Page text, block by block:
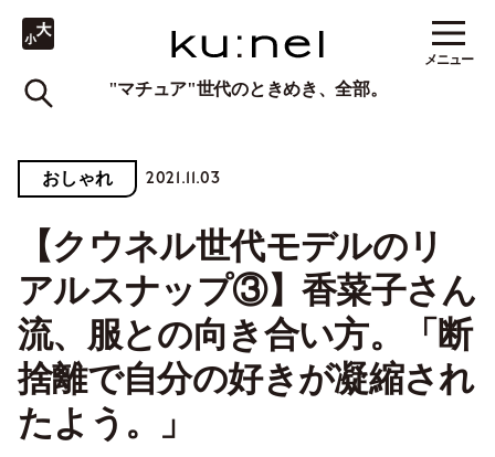
"マチュア"世代のときめき、全部。
メニュー
おしゃれ 2021.11.03
【クウネル世代モデルのリ
アルスナップ③】香菜子さん
流、服との向き合い方。「断
捨離で自分の好きが凝縮され
たよう。」